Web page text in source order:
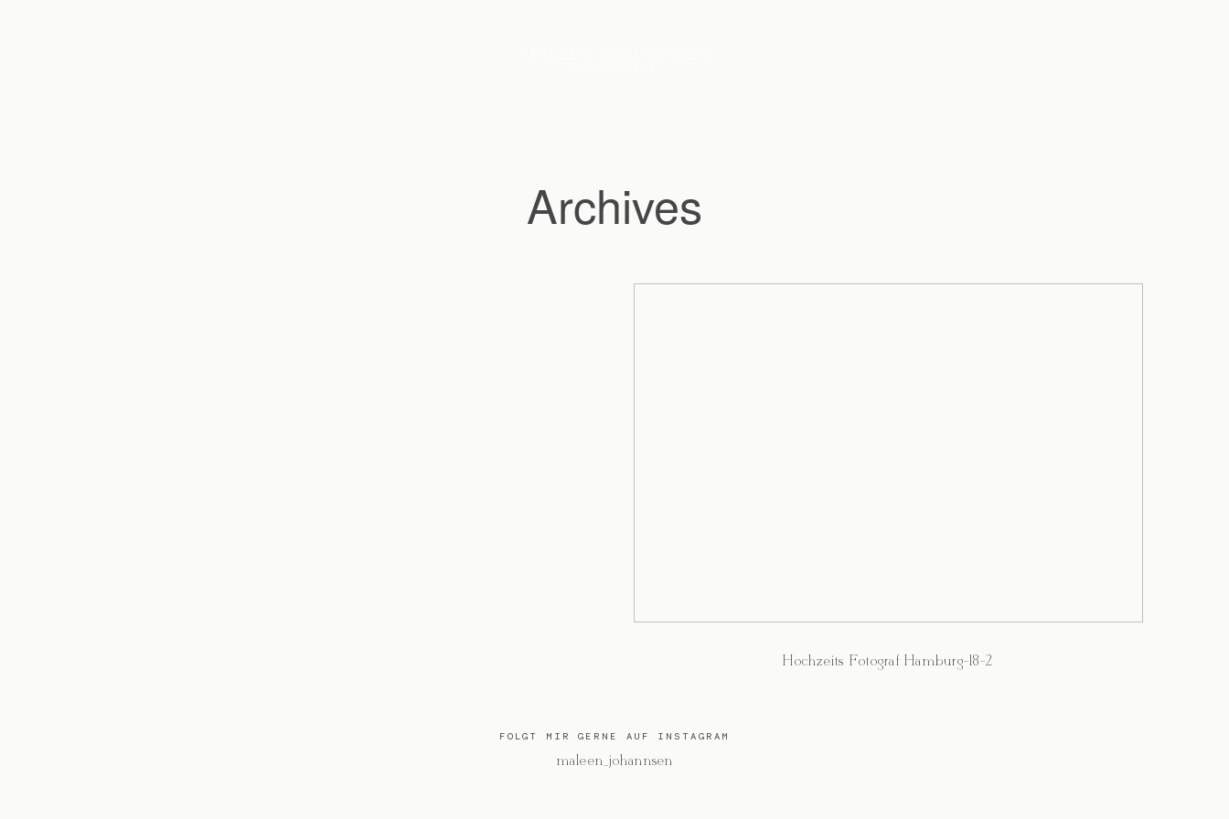
Archives
Hochzeits Fotograf Hamburg-18-2
FOLGT MIR GERNE AUF INSTAGRAM
@maleen_johannsen